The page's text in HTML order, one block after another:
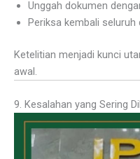
Unggah dokumen
Periksa kembali
Ketelitian menjadi kunci
awal.
9. Kesalahan yang Sering